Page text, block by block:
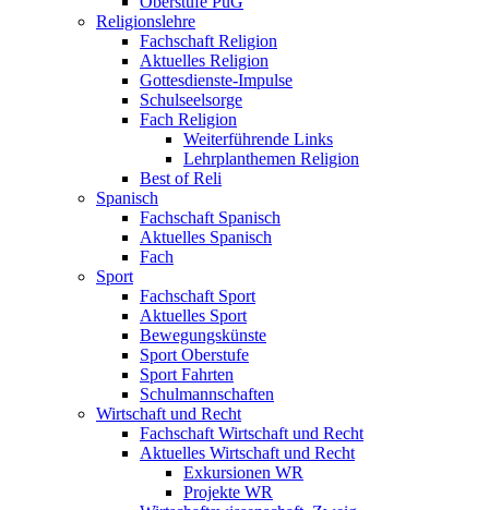
Religionslehre
Fachschaft Religion
Aktuelles Religion
Gottesdienste-Impulse
Schulseelsorge
Fach Religion
Weiterführende Links
Lehrplanthemen Religion
Best of Reli
Spanisch
Fachschaft Spanisch
Aktuelles Spanisch
Fach
Sport
Fachschaft Sport
Aktuelles Sport
Bewegungskünste
Sport Oberstufe
Sport Fahrten
Schulmannschaften
Wirtschaft und Recht
Fachschaft Wirtschaft und Recht
Aktuelles Wirtschaft und Recht
Exkursionen WR
Projekte WR